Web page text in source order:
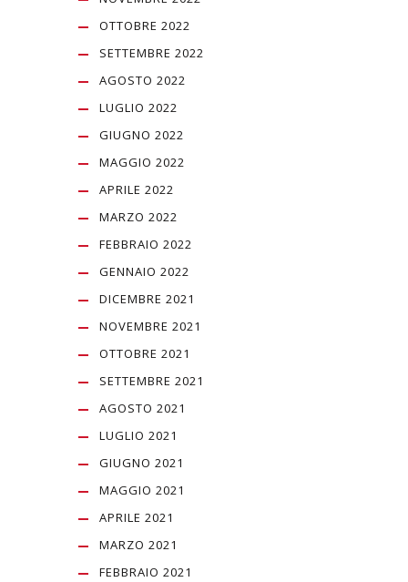
OTTOBRE 2022
SETTEMBRE 2022
AGOSTO 2022
LUGLIO 2022
GIUGNO 2022
MAGGIO 2022
APRILE 2022
MARZO 2022
FEBBRAIO 2022
GENNAIO 2022
DICEMBRE 2021
NOVEMBRE 2021
OTTOBRE 2021
SETTEMBRE 2021
AGOSTO 2021
LUGLIO 2021
GIUGNO 2021
MAGGIO 2021
APRILE 2021
MARZO 2021
FEBBRAIO 2021